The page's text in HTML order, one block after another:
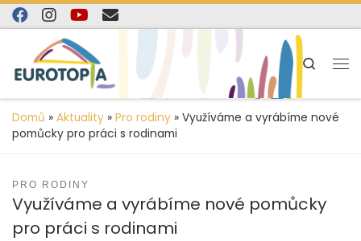
content
Skip to content
Search
Domů » Aktuality » Pro rodiny » Využíváme a vyrábíme nové
pomůcky pro práci s rodinami
PRO RODINY
Využíváme a vyrábíme nové pomůcky
pro práci s rodinami